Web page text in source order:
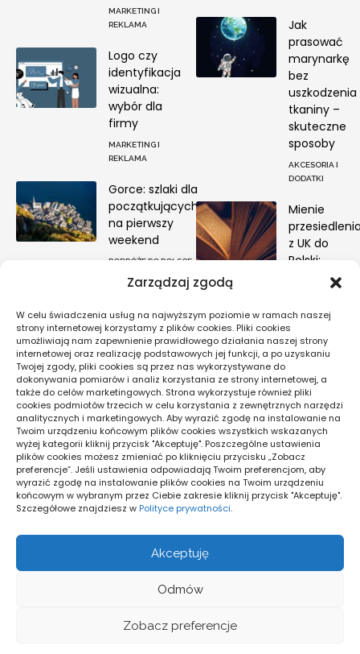
Zarządzaj zgodą
W celu świadczenia usług na najwyższym poziomie w ramach naszej
strony internetowej korzystamy z plików cookies. Pliki cookies
umożliwiają nam zapewnienie prawidłowego działania naszej strony
internetowej oraz realizację podstawowych jej funkcji, a po uzyskaniu
Twojej zgody, pliki cookies są przez nas wykorzystywane do
dokonywania pomiarów i analiz korzystania ze strony internetowej, a
także do celów marketingowych. Strona wykorzystuje również pliki
cookies podmiotów trzecich w celu korzystania z zewnętrznych narzędzi
analitycznych i marketingowych. Aby wyrazić zgodę na instalowanie na
Twoim urządzeniu końcowym plików cookies wszystkich wskazanych
wyżej kategorii kliknij przycisk "Akceptuję". Poszczególne ustawienia
plików cookies możesz zmieniać po kliknięciu przycisku „Zobacz
preferencje”. Jeśli ustawienia odpowiadają Twoim preferencjom, aby
wyrazić zgodę na instalowanie plików cookies na Twoim urządzeniu
końcowym w wybranym przez Ciebie zakresie kliknij przycisk "Akceptuję".
Szczegółowe znajdziesz w Polityce prywatności.
Akceptuję
Odmów
Zobacz preferencje
MARKETING I
REKLAMA
Logo czy
identyfikacja
wizualna:
wybór dla
firmy
MARKETING I
REKLAMA
Gorce: szlaki dla
początkujących
na pierwszy
weekend
PODRÓŻE PO POLSCE
Jak
prasować
marynarkę
bez
uszkodzenia
tkaniny –
skuteczne
sposoby
AKCESORIA I
DODATKI
Mienie
z UK do
Polski:
zwolnienie
PRAWO I PODATKI
Pogoda
16°C
Warszawa
Zachmurzenie Małe
17 _ 12°
71%
1 km/h